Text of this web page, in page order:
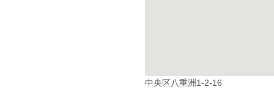
中央区八重洲1-2-16